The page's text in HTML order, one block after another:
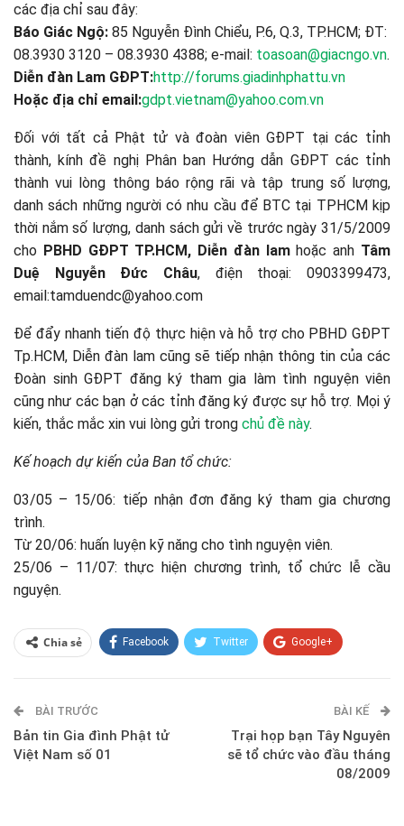
các địa chỉ sau đây:
Báo Giác Ngộ: 85 Nguyễn Đình Chiểu, P.6, Q.3, TP.HCM; ĐT:
08.3930 3120 – 08.3930 4388; e-mail: toasoan@giacngo.vn.
Diễn đàn Lam GĐPT:http://forums.giadinhphattu.vn
Hoặc địa chỉ email:gdpt.vietnam@yahoo.com.vn
Đối với tất cả Phật tử và đoàn viên GĐPT tại các tỉnh
thành, kính đề nghị Phân ban Hướng dẫn GĐPT các tỉnh
thành vui lòng thông báo rộng rãi và tập trung số lượng,
danh sách những người có nhu cầu để BTC tại TPHCM kịp
thời nắm số lượng, danh sách gửi về trước ngày 31/5/2009
cho PBHD GĐPT TP.HCM, Diễn đàn lamhoặc anh Tâm
Duệ Nguyễn Đức Châu, điện thoại: 0903399473,
email:tamduendc@yahoo.com
Để đẩy nhanh tiến độ thực hiện và hỗ trợ cho PBHD GĐPT
Tp.HCM, Diễn đàn lam cũng sẽ tiếp nhận thông tin của các
Đoàn sinh GĐPT đăng ký tham gia làm tình nguyện viên
cũng như các bạn ở các tỉnh đăng ký được sự hỗ trợ. Mọi ý
kiến, thắc mắc xin vui lòng gửi trong chủ đề này.
Kế hoạch dự kiến của Ban tổ chức:
03/05 – 15/06: tiếp nhận đơn đăng ký tham gia chương
trình.
Từ 20/06: huấn luyện kỹ năng cho tình nguyện viên.
25/06 – 11/07: thực hiện chương trình, tổ chức lễ cầu
nguyện.
Chia sẻ Facebook Twitter Google+
E-mail
BÀI TRƯỚC
Bản tin Gia đình Phật tử
Việt Nam số 01
BÀI KẾ
Trại họp bạn Tây Nguyên
sẽ tổ chức vào đầu tháng
08/2009